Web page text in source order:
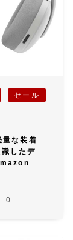
セール
な装着
したデ
0